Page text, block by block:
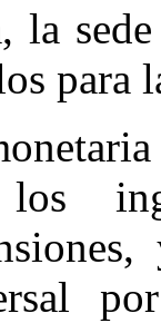
la
para